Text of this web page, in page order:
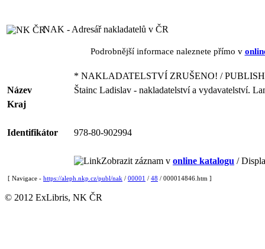
NAK - Adresář nakladatelů v ČR
Podrobnější informace naleznete přímo v
* NAKLADATELSTVÍ ZRUŠENO! /
Název
Štainc Ladislav - nakladatelství a vydavatelství.
Kraj
Identifikátor 978-80-902994
Zobrazit záznam v online katalogu /
[ Navigace - https://aleph.nkp.cz/publ/nak / 00001 / 48 / 000014846.htm ]
© 2012 ExLibris, NK ČR